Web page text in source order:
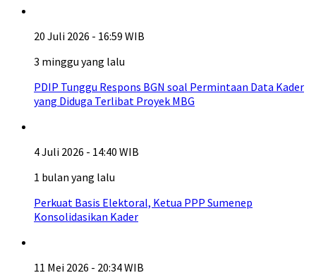
20 Juli 2026 - 16:59 WIB
3 minggu yang lalu
PDIP Tunggu Respons BGN soal Permintaan Data Kader
yang Diduga Terlibat Proyek MBG
4 Juli 2026 - 14:40 WIB
1 bulan yang lalu
Perkuat Basis Elektoral, Ketua PPP Sumenep
Konsolidasikan Kader
11 Mei 2026 - 20:34 WIB